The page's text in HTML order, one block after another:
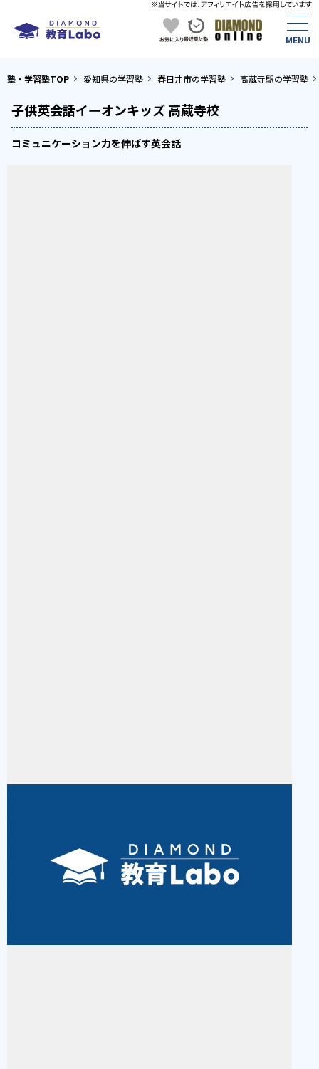
塾・学習塾TOP 愛知県の学習塾 春日井市の学習塾 高蔵寺駅の学習塾
子供英会話イーオンキッズ 高蔵寺校
コミュニケーション力を伸ばす英会話